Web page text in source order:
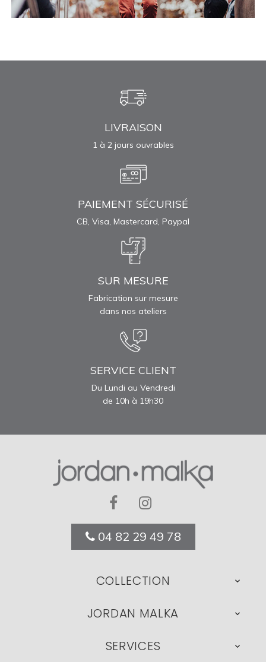
LIVRAISON
1 à 2 jours ouvrables
PAIEMENT SÉCURISÉ
CB, Visa, Mastercard, Paypal
SUR MESURE
Fabrication sur mesure
dans nos ateliers
SERVICE CLIENT
Du Lundi au Vendredi
de 10h à 19h30
04 82 29 49 78
COLLECTION 
JORDAN MALKA 
SERVICES 